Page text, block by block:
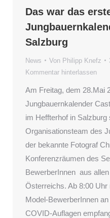
Das war das
Salzburg
News Von Philipp Knefz
Kommentar hinterlassen
Am Freitag, dem 28.Mai
Jungbauernkalender
im Heffterhof in Salzburg
Organisationsteam des
der bekannte Fotograf
Konferenzräumen des
BewerberInnen aus
Österreichs. Ab 8:00
Model-BewerberInnen
COVID-Auflagen